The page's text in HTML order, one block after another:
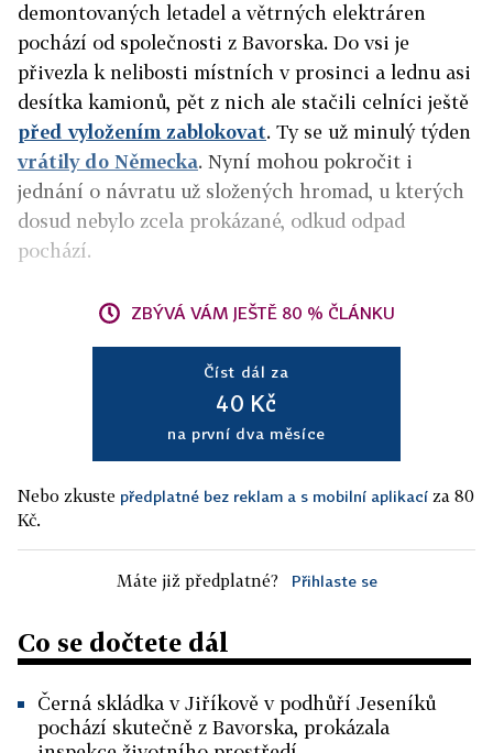
demontovaných letadel a větrných elektráren
pochází od společnosti z Bavorska. Do vsi je
přivezla k nelibosti místních v prosinci a lednu asi
desítka kamionů, pět z nich ale stačili celníci ještě
před vyložením zablokovat. Ty se už minulý týden
vrátily do Německa. Nyní mohou pokročit i
jednání o návratu už složených hromad, u kterých
dosud nebylo zcela prokázané, odkud odpad
pochází.
ZBÝVÁ VÁM JEŠTĚ 80 % ČLÁNKU
Číst dál za
40 Kč
na první dva měsíce
Nebo zkuste předplatné bez reklam a s mobilní aplikací za 80
Kč.
Máte již předplatné? Přihlaste se
Co se dočtete dál
Černá skládka v Jiříkově v podhůří Jeseníků
pochází skutečně z Bavorska, prokázala